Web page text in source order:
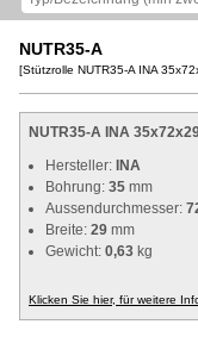
NUTR35-A
[Stützrolle NUTR35-A INA
NUTR35-A INA
Hersteller: INA
Bohrung: 35 mm
Aussendurchmesser:
Breite: 29 mm
Gewicht: 0,63 kg
Klicken Sie hier, für weitere